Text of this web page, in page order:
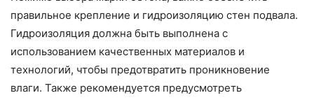
правильное крепление и гидроизоляцию стен подвала.
Гидроизоляция должна быть выполнена с
использованием качественных материалов и
технологий, чтобы предотвратить проникновение
влаги. Также рекомендуется предусмотреть